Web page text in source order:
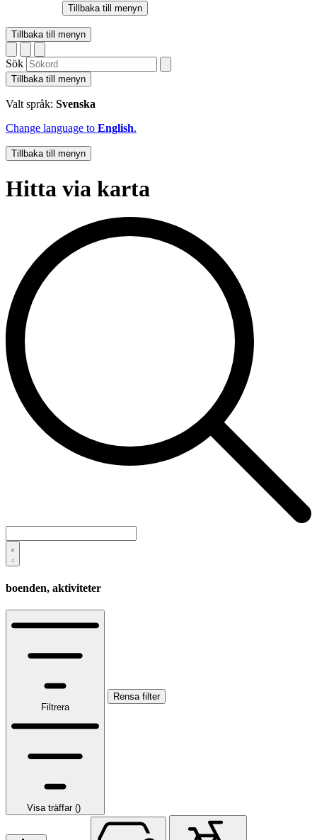
Tillbaka till menyn
Tillbaka till menyn
Sök
Tillbaka till menyn
Valt språk: Svenska
Change language to English.
Tillbaka till menyn
Hitta via karta
boenden, aktiviteter
Filtrera
Visa träffar ()
Rensa filter